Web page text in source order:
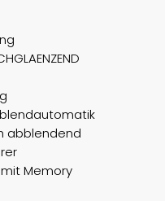
abblendend
Memory